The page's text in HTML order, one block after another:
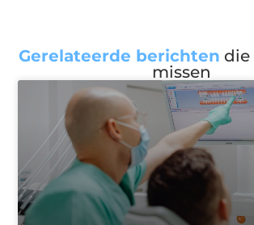
Gerelateerde berichten die
missen